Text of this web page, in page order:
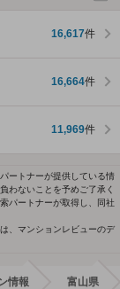
16,617件
16,664件
11,969件
ートナーが提供している情
わないことを予めご了承く
パートナーが取得し、同社
、マンションレビューのデ
情報 富山県